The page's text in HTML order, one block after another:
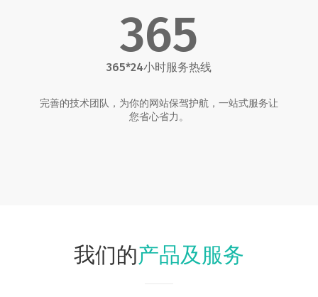
365
365*24小时服务热线
完善的技术团队，为你的网站保驾护航，一站式服务让
您省心省力。
我们的产品及服务